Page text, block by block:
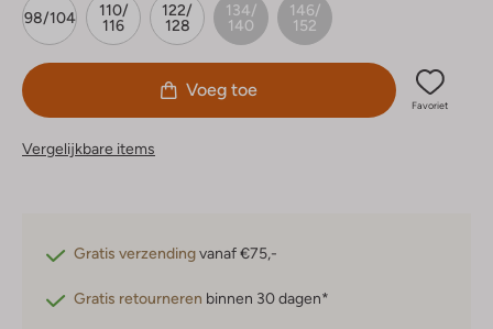
98/104
110/
116
122/
128
134/
140
146/
152
Voeg toe
Favoriet
Vergelijkbare items
Gratis verzendingvanaf €75,-
Gratis retourneren binnen 30 dagen*